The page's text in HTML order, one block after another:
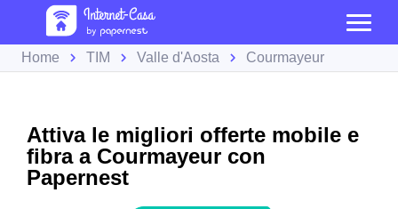
Home TIM Valle d'Aosta Courmayeur